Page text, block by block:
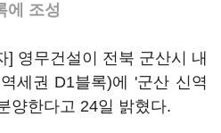
에 조성
] 영무건설이 전북 군산시 내
세권 D1블록)에 '군산 신역
양한다고 24일 밝혔다.